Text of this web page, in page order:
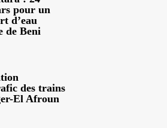
pour un
d’eau
de Beni
des trains
El Afroun